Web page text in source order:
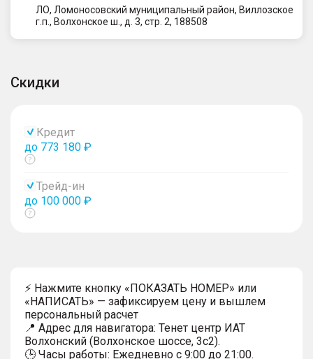
ЛО, Ломоносовский муниципальный район, Виллозское
г.п., Волхонское ш., д. 3, стр. 2, 188508
Скидки
Кредит
до 773 180 ₽
Показать
Трейд-ин
до 100 000 ₽
Показать
⚡ Нажмите кнопку «ПОКАЗАТЬ НОМЕР» или
«НАПИСАТЬ» — зафиксируем цену и вышлем
персональный расчет
📍 Адрес для навигатора: Тенет центр ИАТ
Волхонский (Волхонское шоссе, 3с2).
🕒 Часы работы: Ежедневно с 9:00 до 21:00.